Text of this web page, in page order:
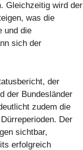
Gleichzeitig wird der
was die
und die
sich der
der
der Bundesländer
zudem die
Der
sichtbar,
erfolgreich